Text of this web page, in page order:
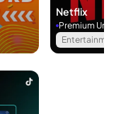
Cleaner
วามจำของคุณเต็ม
จำเป็น” หรือคล้ายกัน
Netflix
Entertainment
Premium